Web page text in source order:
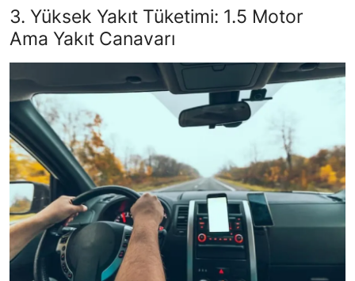
3. Yüksek Yakıt Tüketimi: 1.5 Motor
Ama Yakıt Canavarı